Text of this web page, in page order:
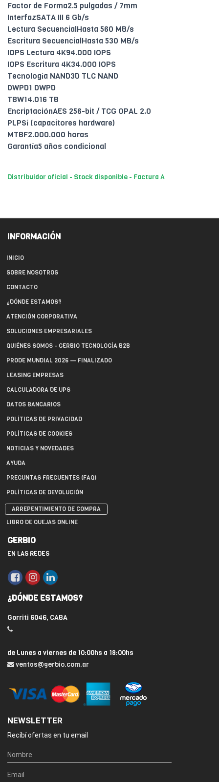
Factor de Forma2.5 pulgadas / 7mm
InterfazSATA III 6 Gb/s
Lectura SecuencialHasta 560 MB/s
Escritura SecuencialHasta 530 MB/s
IOPS Lectura 4K94.000 IOPS
IOPS Escritura 4K34.000 IOPS
Tecnología NAND3D TLC NAND
DWPD1 DWPD
TBW14.016 TB
EncriptaciónAES 256-bit / TCG OPAL 2.0
PLPSí (capacitores hardware)
MTBF2.000.000 horas
Garantía5 años condicional
Distribuidor oficial - Stock disponible - Factura A
INFORMACIÓN
INICIO
SOBRE NOSOTROS
CONTACTO
¿DÓNDE ESTAMOS?
ATENCIÓN CORPORATIVA
SOLUCIONES EMPRESARIALES
QUIÉNES SOMOS - GERBIO TECNOLOGÍA B2B
PRODE MUNDIAL 2026 — FINALIZADO
LEASING EMPRESAS
CALCULADORA DE UPS
DATOS BANCARIOS
POLÍTICAS DE PRIVACIDAD
POLÍTICAS DE COOKIES
NOTICIAS Y NOVEDADES
AYUDA
PREGUNTAS FRECUENTES (FAQ)
POLÍTICAS DE DEVOLUCIÓN
ARREPENTIMIENTO DE COMPRA
LIBRO DE QUEJAS ONLINE
GERBIO
EN LAS REDES
¿DÓNDE ESTAMOS?
Gorriti 6046, CABA
de Lunes a viernes de 10:00hs a 18:00hs
ventas@gerbio.com.ar
NEWSLETTER
Recibí ofertas en tu email